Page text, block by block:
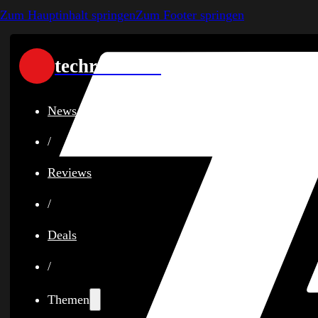
Zum Hauptinhalt springenZum Footer springen
techreviewer
News
/
Reviews
/
Deals
/
Themen